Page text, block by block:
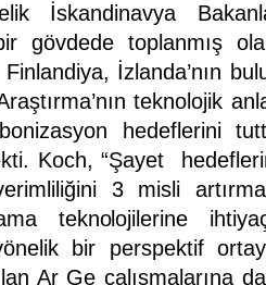
İskandinavya
gövdede toplanmış
İzlanda’nın
teknolojik
hedeflerini
Koch, “Şayet
3 misli
teknolojilerine
bir perspektif
Ar Ge çalışmalarına